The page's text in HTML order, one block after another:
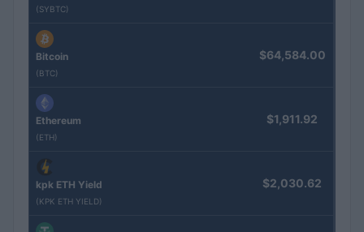
(SYBTC)
Bitcoin
(BTC)
$64,584.00
Ethereum
(ETH)
$1,911.92
kpk ETH Yield
(KPK ETH YIELD)
$2,030.62